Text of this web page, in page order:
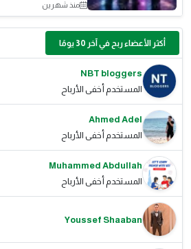
منذ شهرين
أكثر الأعضاء ربح في آخر 30 يومًا
NBT bloggers
المستخدم أخفى الأرباح
Ahmed Adel
المستخدم أخفى الأرباح
Muhammed Abdullah
المستخدم أخفى الأرباح
Youssef Shaaban